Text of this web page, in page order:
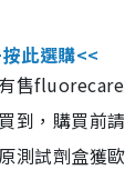
此選購<<
售
到，購買前
測試劑盒獲